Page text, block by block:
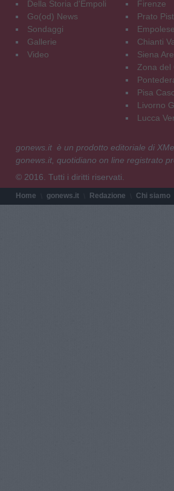
Della Storia d'Empoli
Go(od) News
Sondaggi
Gallerie
Video
Firenze
Prato
Chianti
Siena
Zona del
Pisa
Livorno
Lucca
gonews.it è un prodotto editoriale di
gonews.it, quotidiano on line registrato
© 2016. Tutti i diritti riservati.
Home gonews.it Redazione Chi siamo